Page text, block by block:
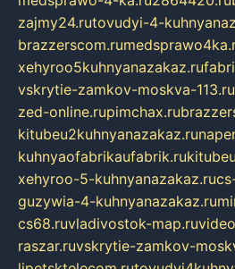
zajmy24.rutovudyi-4-
brazzerscom.ru
xehyroo5kuhnyanazakaz.ru
vskrytie-zamkov-moskva-113.ru
zed-online.rupimchax.ru
kitubeu2kuhnyanazakaz.ru
kuhnyaofabrikaufabrik.ru
xehyroo-5-kuhnyanazakaz.ru
guzywia-4-kuhnyanazakaz.ru
cs68.ruvladivostok-map.ru
raszar.ruvskrytie-zamkov-